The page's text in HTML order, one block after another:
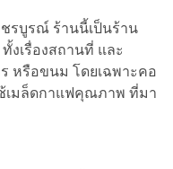
รบูรณ์ ร้านนี้เป็นร้าน
งเรื่องสถานที่ และ
หรือขนม โดยเฉพาะคอ
เมล็ดกาแฟคุณภาพ ที่มา